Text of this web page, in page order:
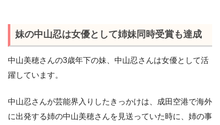
妹の中山忍は女優として姉妹同時受賞も達成
中山美穂さんの3歳年下の妹、中山忍さんは女優として活
躍しています。
中山忍さんが芸能界入りしたきっかけは、成田空港で海外
に出発する姉の中山美穂さんを見送っていた時に、姉の事